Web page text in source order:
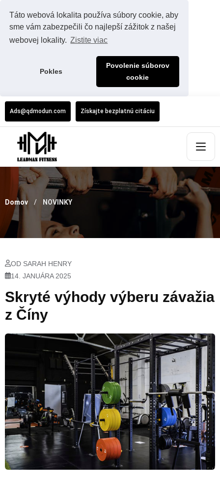
Táto webová lokalita používa súbory cookie, aby
sme vám zabezpečili čo najlepší zážitok z našej
webovej lokality. Zistite viac
Pokles
Povolenie súborov
cookie
Ads@qdmodun.com Získajte bezplatnú citáciu
Domov NOVINKY
OD SARAH HENRY
14. JANUÁRA 2025
Skryté výhody výberu závažia
z Číny